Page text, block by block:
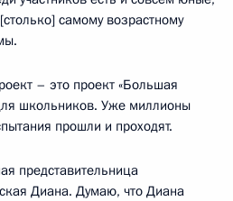
самому возрастному
– это проект «Большая
школьников. Уже миллионы
прошли и проходят.
представительница
Диана. Думаю, что Диана